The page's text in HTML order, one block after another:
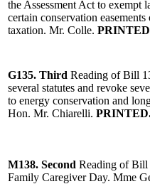
the Assessment Act to exempt
certain conservation
taxation. Mr. Colle.
G135. Third Reading of Bill
several statutes and revoke
to energy conservation and
Hon. Mr. Chiarelli.
M138. Second Reading of
Family Caregiver Day. Mme